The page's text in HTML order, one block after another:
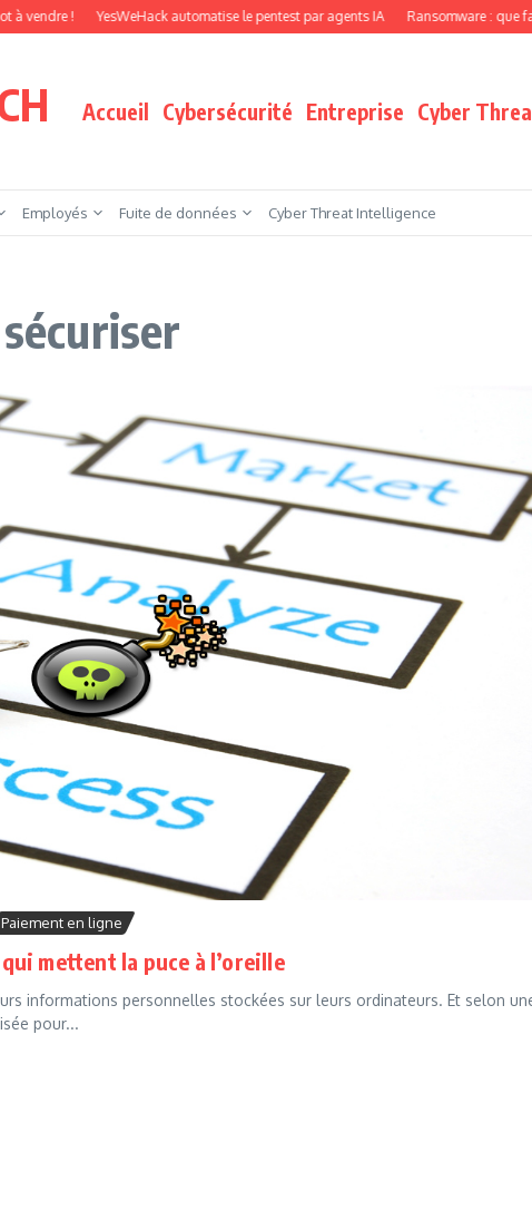
! YesWeHack automatise le pentest par agents IA Ransomware : que faire
Accueil Cybersécurité Entreprise Cyber
Employés Fuite de données Cyber Threat Intelligence
Paiement en ligne
mettent la puce à l’oreille
informations personnelles stockées sur leurs ordinateurs. Et selon
pour...